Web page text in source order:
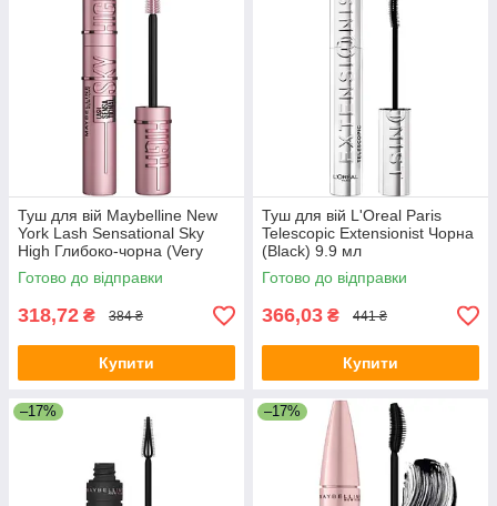
Туш для вій Maybelline New
York Lash Sensational Sky
High Глибоко-чорна (Very
Black) 7.2 мл
Готово до відправки
318,72 ₴ 384 ₴
Купити
Туш для вій L'Oreal Paris
Telescopic Extensionist Чорна
(Black) 9.9 мл
Готово до відправки
366,03 ₴ 441 ₴
Купити
–17% –17%